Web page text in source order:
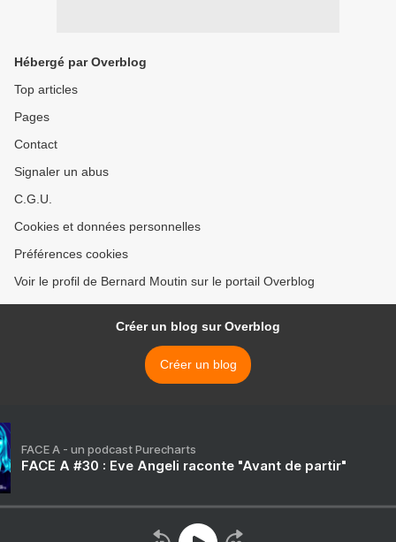
Hébergé par Overblog
Top articles
Pages
Contact
Signaler un abus
C.G.U.
Cookies et données personnelles
Préférences cookies
Voir le profil de Bernard Moutin sur le portail Overblog
Créer un blog sur Overblog
Créer un blog
FACE A - un podcast Purecharts
FACE A #30 : Eve Angeli raconte "Avant de partir"